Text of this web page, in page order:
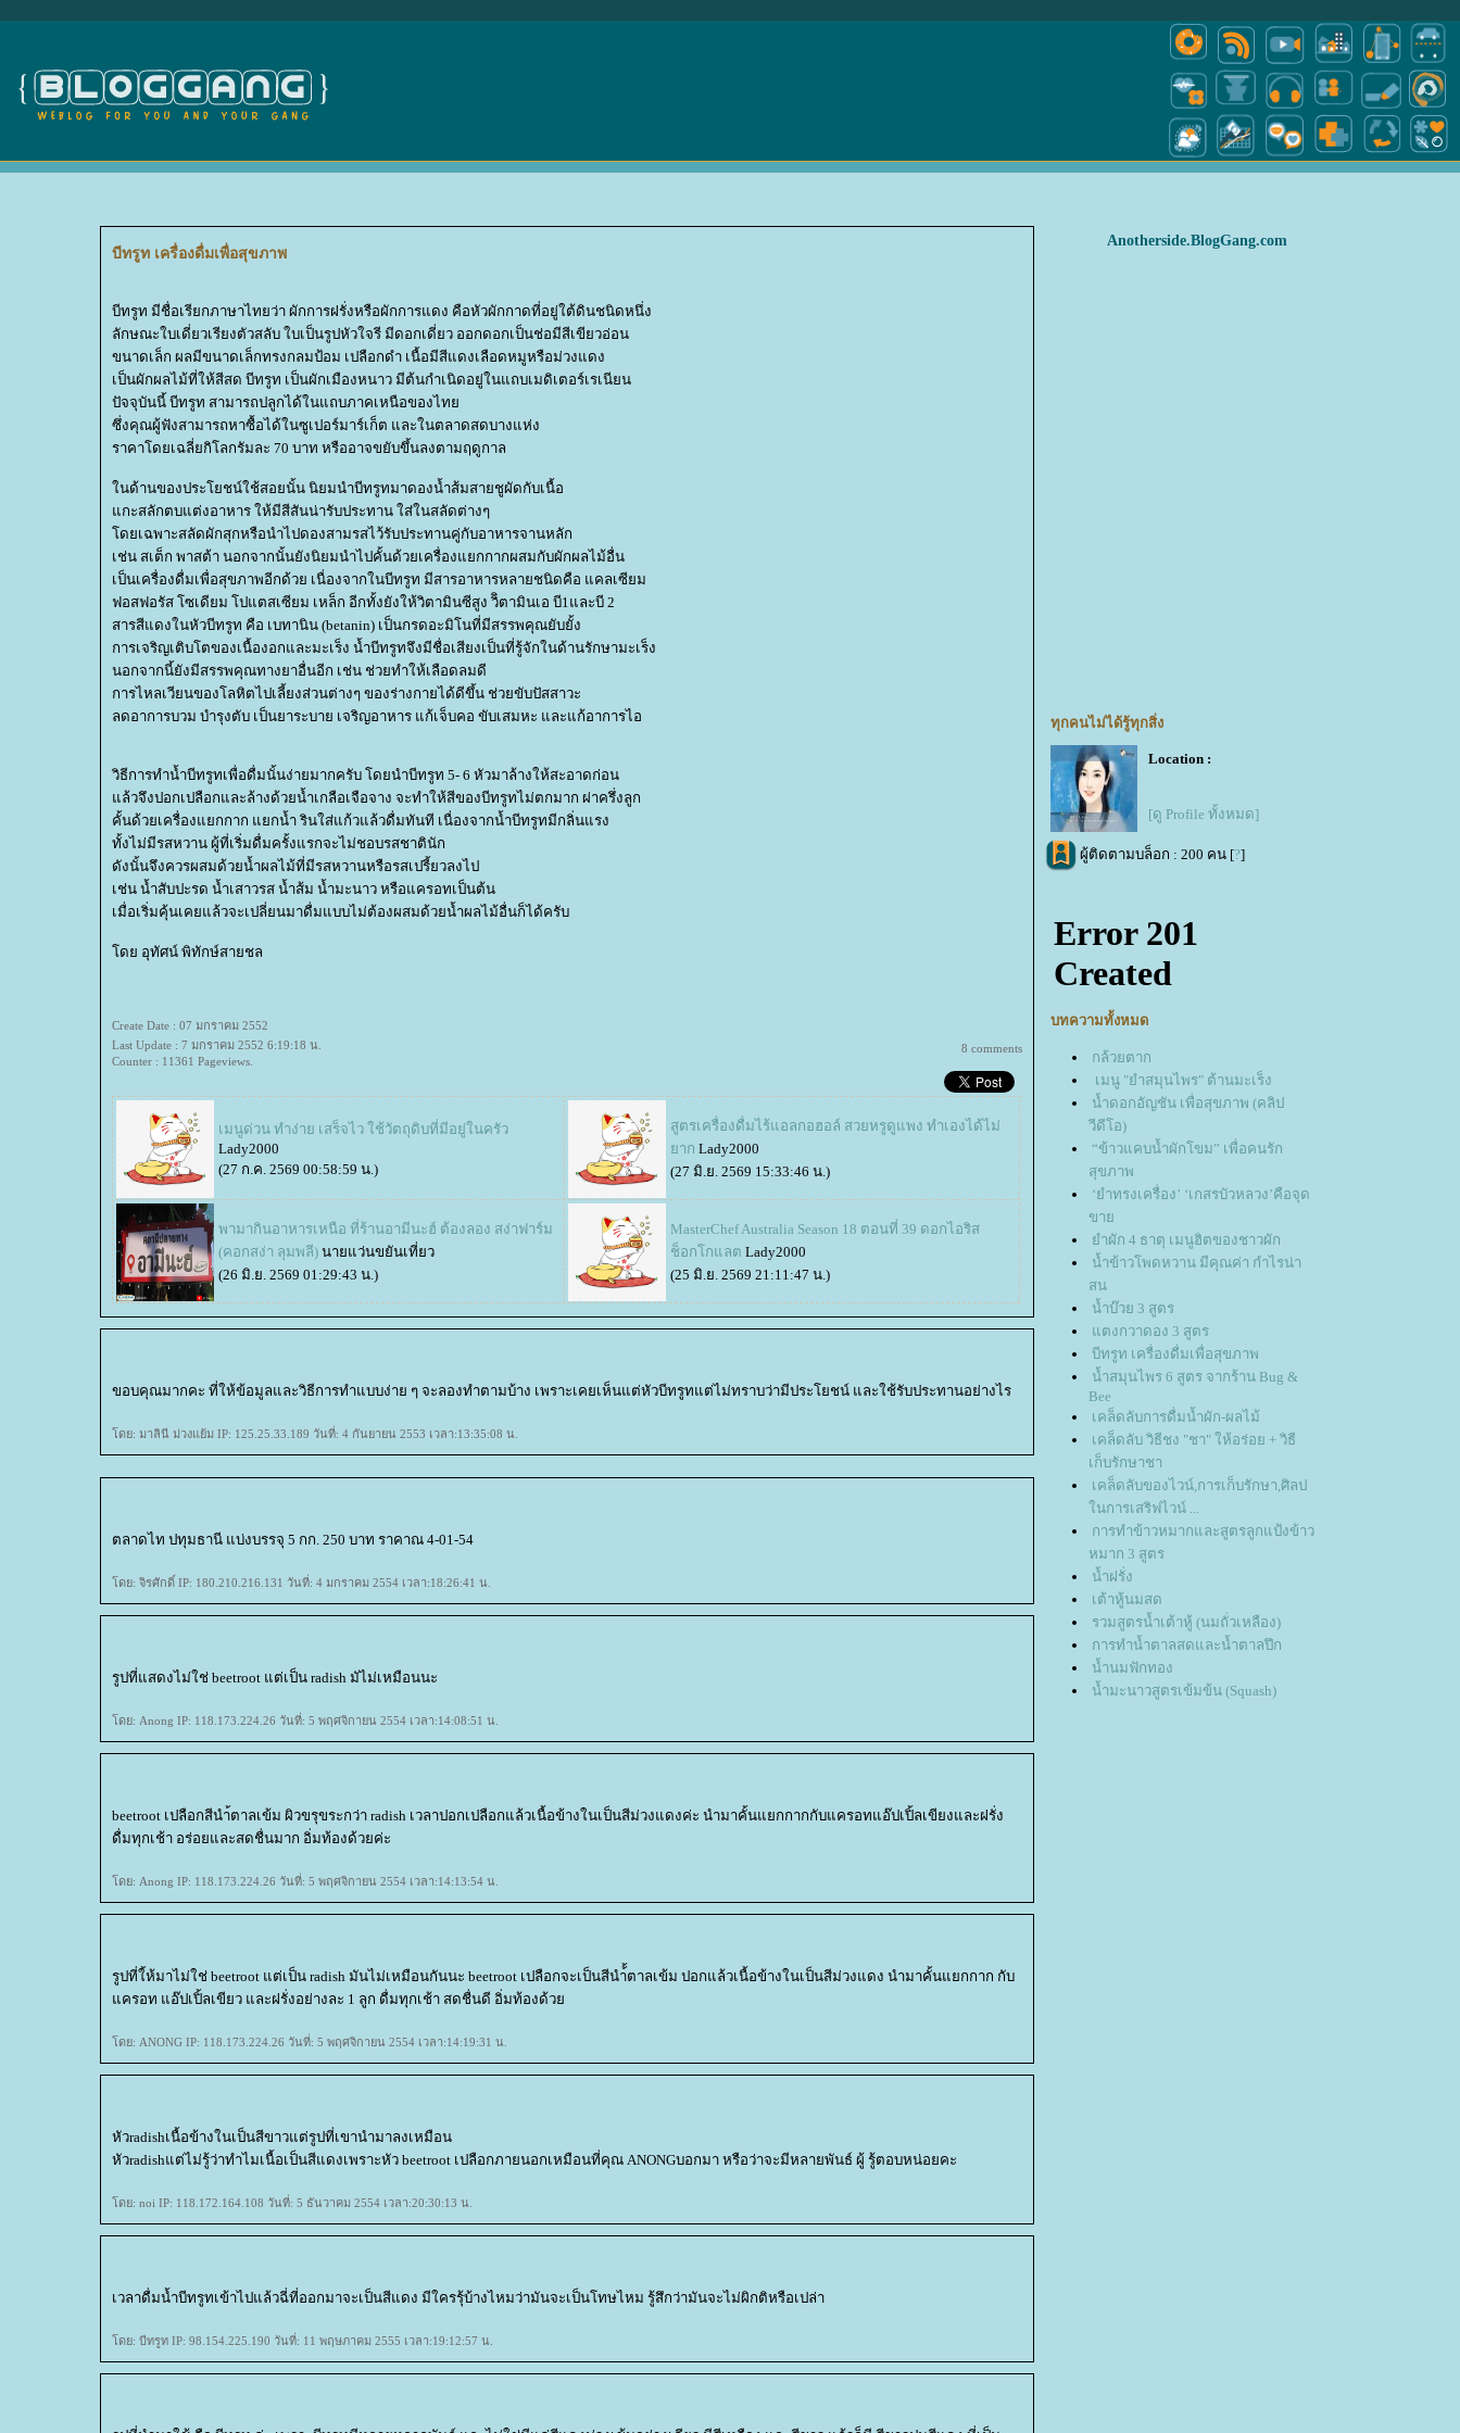
บีทรูท เครื่องดื่มเพื่อสุขภาพ
บีทรูท มีชื่อเรียกภาษาไทยว่า ผักการฝรั่งหรือผักการแดง คือหัวผักกาดที่อยู่ใต้ดินชนิดหนึ่ง
ลักษณะใบเดี่ยวเรียงตัวสลับ ใบเป็นรูปหัวใจรี มีดอกเดี่ยว ออกดอกเป็นช่อมีสีเขียวอ่อน
ขนาดเล็ก ผลมีขนาดเล็กทรงกลมป้อม เปลือกดำ เนื้อมีสีแดงเลือดหมูหรือม่วงแดง
เป็นผักผลไม้ที่ให้สีสด บีทรูท เป็นผักเมืองหนาว มีต้นกำเนิดอยู่ในแถบเมดิเตอร์เรเนียน
ปัจจุบันนี้ บีทรูท สามารถปลูกได้ในแถบภาคเหนือของไท
ซึ่งคุณผู้ฟังสามารถหาซื้อได้ในซูเปอร์มาร์เก็ต และในตลาดสดบางแห่ง
ราคาโดยเฉลี่ยกิโลกรัมละ 70 บาท หรืออาจขยับขึ้นลงตามฤดูกาล
นด้านของประโยชน์ใช้สอยนั้น นิยมนำบีทรูทมาดองน้ำส้มสายชูผัดกับเนื้อ
กะสลักตบแต่งอาหาร ให้มีสีสันน่ารับประทาน ใส่ในสลัดต่างๆ
ดยเฉพาะสลัดผักสุกหรือนำไปดองสามรสไว้รับประทานคู่กับอาหารจานหลัก
เช่น สเต็ก พาสต้า นอกจากนั้นยังนิยมนำไปคั้นด้วยเครื่องแยกกากผสมกับผักผลไม้อื่น
เป็นเครื่องดื่มเพื่อสุขภาพอีกด้วย เนื่องจากในบีทรูท มีสารอาหารหลายชนิดคือ แคลเซียม
ฟอสฟอรัส โซเดียม โปแตสเซียม เหล็ก อีกทั้งยังให้วิตามินซีสูง วิิตามินเอ บี1และบี 2
สารสีแดงในหัวบีทรูท คือ เบทานิน (betanin) เป็นกรดอะมิโนที่มีสรรพคุณยับยั้ง
การเจริญเติบโตของเนื้องอกและมะเร็ง น้ำบีทรูทจึงมีชื่อเสียงเป็นที่รู้จักในด้านรักษามะเร็ง
นอกจากนี้ยังมีสรรพคุณทางยาอื่นอีก เช่น ช่วยทำให้เลือดลมดี
การไหลเวียนของโลหิตไปเลี้ยงส่วนต่างๆ ของร่างกายได้ดีขึ้น ช่วยขับปัสสาวะ
ลดอาการบวม บำรุงตับ เป็นยาระบาย เจริญอาหาร แก้เจ็บคอ ขับเสมหะ และแก้อาการไอ
วิธีการทำน้ำบีทรูทเพื่อดื่มนั้นง่ายมากครับ โดยนำบีทรูท 5- 6 หัวมาล้างให้สะอาดก่อน
ล้วจึงปอกเปลือกและล้างด้วยน้ำเกลือเจือจาง จะทำให้สีของบีทรูทไม่ตกมาก ผ่าครึ่งลูก
คั้นด้วยเครื่องแยกกาก แยกน้ำ รินใส่แก้วแล้วดื่มทันที เนื่องจากน้ำบีทรูทมีกลิ่นแรง
ทั้งไม่มีรสหวาน ผู้ที่เริ่มดื่มครั้งแรกจะไม่ชอบรสชาตินัก
ดังนั้นจึงควรผสมด้วยน้ำผลไม้ที่มีรสหวานหรือรสเปรี้ยวลงไป
เช่น น้ำสับปะรด น้ำเสาวรส น้ำส้ม น้ำมะนาว หรือแครอทเป็นต้น
เมื่อเริ่มคุ้นเคยแล้วจะเปลี่ยนมาดื่มแบบไม่ต้องผสมด้วยน้ำผลไม้อื่นก็ได้ครับ
ดย อุทัศน์ พิทักษ์สายชล
Create Date : 07 มกราคม 2552
Last Update : 7 มกราคม 2552 6:19:18 น.
Counter : 11361 Pageviews.
8 comments
เมนูด่วน ทำง่าย เสร็จไว ใช้วัตถุดิบที่มีอยู่ในครัว
Lady2000
(27 ก.ค. 2569 00:58:59 น.)
สูตรเครื่องดื่มไร้แอลกอฮอล์ สวยหรูดูแพง ทำเองได้ไม่
าก Lady2000
(27 มิ.ย. 2569 15:33:46 น.)
พามากินอาหารเหนือ ที่ร้านอามีนะฮ์ ต้องลอง สง่าฟาร์ม
(คอกสง่า ลุมพลี) นายแว่นขยันเที่ยว
(26 มิ.ย. 2569 01:29:43 น.)
MasterChef Australia Season 18 ตอนที่ 39 ดอกไอริส
ช็อกโกแลต Lady2000
(25 มิ.ย. 2569 21:11:47 น.)
ขอบคุณมากคะ ที่ให้ข้อมูลและวิธีการทำแบบง่าย ๆ จะลองทำตามบ้าง เพราะเคยเห็นแต่หัวบีทรูทแต่ไม่ทราบว่ามีประโยชน์ และใช้รับประทานอย่างไร
ดย: มาลินี ม่วงแย้ม IP: 125.25.33.189 วันที่: 4 กันยายน 2553 เวลา:13:35:08 น.
ตลาดไท ปทุมธานี แบ่งบรรจุ 5 กก. 250 บาท ราคาณ 4-01-54
ดย: จิรศักดิ์ IP: 180.210.216.131 วันที่: 4 มกราคม 2554 เวลา:18:26:41 น.
รูปที่แสดงไม่ใช่ beetroot แต่เป็น radish มัไม่เหมือนนะ
ดย: Anong IP: 118.173.224.26 วันที่: 5 พฤศจิกายน 2554 เวลา:14:08:51 น.
beetroot เปลือกสีนำ้ตาลเข้ม ผิวขรุขระกว่า radish เวลาปอกเปลือกแล้วเนื้อข้างในเป็นสีม่วงแดงค่ะ นำมาคั้นแยกกากกับแครอทแอ๊ปเปิ้ลเขียงและฝรั่ง
ดื่มทุกเช้า อร่อยและสดชื่นมาก อิ่มท้องด้วยค่ะ
ดย: Anong IP: 118.173.224.26 วันที่: 5 พฤศจิกายน 2554 เวลา:14:13:54 น.
รูปที่ใ้ห้มาไม่ใช่ beetroot แต่เป็น radish มันไม่เหมือนกันนะ beetroot เปลือกจะเป็นสีนำ้้ตาลเข้ม ปอกแล้วเนื้อข้างในเป็นสีม่วงแดง นำมาคั้นแยกกาก กับ
ครอท แอ๊ปเปิ้ลเขียว และฝรั่งอย่างละ 1 ลูก ดื่มทุกเช้า สดชื่นดี อิ่มท้องด้ว
ดย: ANONG IP: 118.173.224.26 วันที่: 5 พฤศจิกายน 2554 เวลา:14:19:31 น.
หัวradishเนื้อข้างในเป็นสีขาวแต่รูปที่เขานำมาลงเหมือน
หัวradishแต่ไม่รู้ว่าทำไมเนื้อเป็นสีแดงเพราะหัว beetroot เปลือกภายนอกเหมือนที่คุณ ANONGบอกมา หรือว่าจะมีหลายพันธ์ ผู้ รู้ตอบหน่อยคะ
ดย: noi IP: 118.172.164.108 วันที่: 5 ธันวาคม 2554 เวลา:20:30:13 น.
เวลาดื่มน้ำบีทรูทเข้าไปแล้วฉี่ที่ออกมาจะเป็นสีแดง มีใครรุ้บ้างไหมว่ามันจะเป็นโทษไหม รู้สึกว่ามันจะไม่ผิกติหรือเปล่า
ดย: บีทรูท IP: 98.154.225.190 วันที่: 11 พฤษภาคม 2555 เวลา:19:12:57 น.
Anotherside.BlogGang.com
ทุกคนไม่ได้รู้ทุกสิ่ง
Location :
[ดู Profile ทั้งหมด]
ผู้ติดตามบล็อก : 200 คน [?]
บทความทั้งหมด
กล้วยตาก
เมนู "ยำสมุนไพร" ต้านมะเร็ง
น้ำดอกอัญชัน เพื่อสุขภาพ (คลิป
วีดีโอ)
“ข้าวแคบน้ำผักโขม” เพื่อคนรัก
สุขภาพ
‘ยำทรงเครื่อง’ ‘เกสรบัวหลวง’คือจุด
ขา
ำผัก 4 ธาตุ เมนูฮิตของชาวผัก
น้ำข้าวโพดหวาน มีคุณค่า กำไรน่า
สน
น้ำบ๊วย 3 สูตร
ตงกวาดอง 3 สูตร
บีทรูท เครื่องดื่มเพื่อสุขภาพ
น้ำสมุนไพร 6 สูตร จากร้าน Bug &
Bee
เคล็ดลับการดื่มน้ำผัก-ผลไม้
เคล็ดลับ วิธีชง "ชา" ให้อร่อย + วิธี
เก็บรักษาชา
เคล็ดลับของไวน์,การเก็บรักษา,ศิลป
นการเสริฟไวน์ ...
การทำข้าวหมากและสูตรลูกแป้งข้าว
หมาก 3 สูตร
น้ำฝรั่ง
เต้าหู้นมสด
รวมสูตรน้ำเต้าหู้ (นมถั่วเหลือง)
การทำน้ำตาลสดและน้ำตาลปึก
น้ำนมฟักทอง
น้ำมะนาวสูตรเข้มข้น (Squash)